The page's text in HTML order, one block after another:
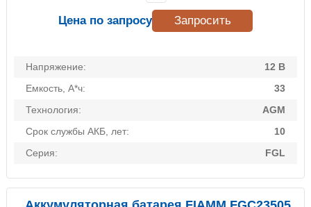
Напряжение:
12 В
Емкость, А*ч:
33
Технология:
AGM
Срок службы АКБ, лет:
10
Серия:
FGL
Цена по запросу Запросить